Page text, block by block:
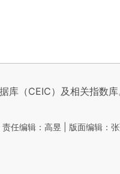
库（CEIC）及相关指数库
责任编辑：高昱 | 版面编辑：